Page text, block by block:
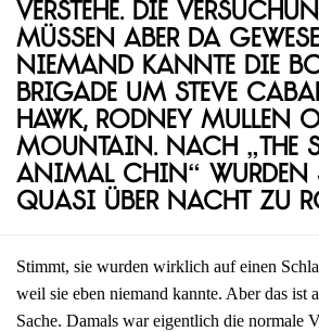
Verstehe. Die
müssen aber da
Niemand kannte die
Brigade um Steve
Hawk, Rodney Mullen
Mountain. Nach „The
Animal Chin“ wurden
quasi über Nacht zu
Stimmt, sie wurden wirklich auf einen
weil sie eben niemand kannte. Aber das ist
Sache. Damals war eigentlich die normale